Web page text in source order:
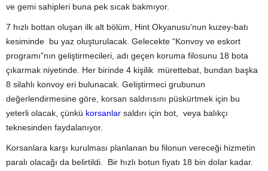
ve gemi sahipleri buna pek sıcak bakmıyor.
7 hızlı bottan oluşan ilk alt bölüm, Hint Okyanusu’nun kuzey-batı
kesiminde bu yaz oluşturulacak. Gelecekte “Konvoy ve eskort
programı”nın geliştirmecileri, adı geçen koruma filosunu 18 bota
çıkarmak niyetinde. Her birinde 4 kişilik mürettebat, bundan başka
8 silahlı konvoy eri bulunacak. Geliştirmeci grubunun
değerlendirmesine göre, korsan saldırısını püskürtmek için bu
yeterli olacak, çünkü korsanlar saldırı için bot, veya balıkçı
teknesinden faydalanıyor.
Korsanlara karşı kurulması planlanan bu filonun vereceği hizmetin
paralı olacağı da belirtildi. Bir hızlı botun fiyatı 18 bin dolar kadar.